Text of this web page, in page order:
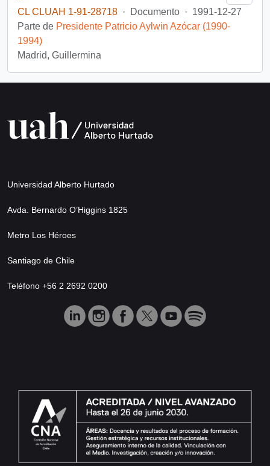
CL CLUAH 1-91-28718 · Documento · 1991-12-27
Parte de Presidente Patricio Aylwin Azócar (1990-
1994)
Madrid, Guillermina
Universidad Alberto Hurtado
Avda. Bernardo O’Higgins 1825
Metro Los Héroes
Santiago de Chile
Teléfono +56 2 2692 0200